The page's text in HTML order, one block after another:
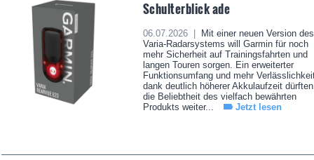
Schulterblick ade
06.07.2026 |
Mit einer neuen Version des
Varia-Radarsystems will Garmin für noch
mehr Sicherheit auf Trainingsfahrten und
langen Touren sorgen. Ein erweiterter
Funktionsumfang und mehr
dank deutlich höherer Akkulaufzeit dürften
die Beliebtheit des vielfach bewährten
Produkts weiter...
Jetzt lesen